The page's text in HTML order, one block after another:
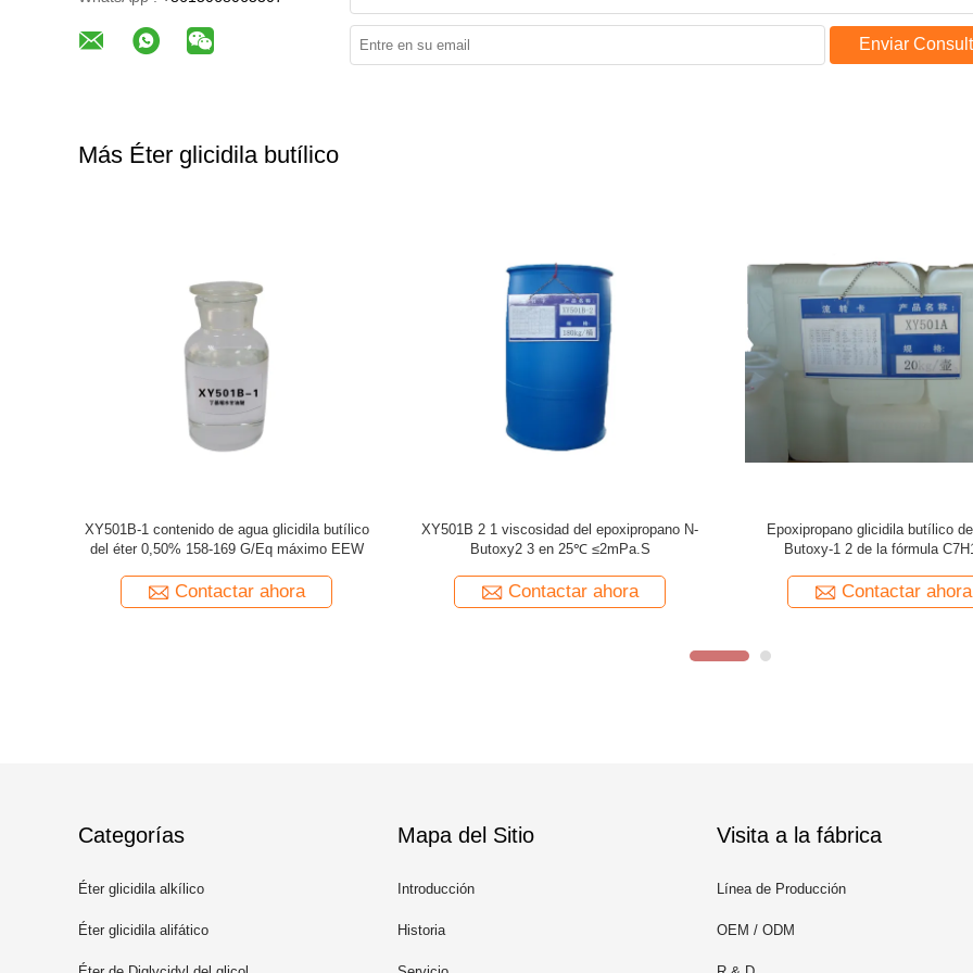
Enviar
Más Éter glicidila butílico
Éter CAS del butilo 2 3 Epoxypropyl de
XY501B-3ZD 2426 8 6 para los
Contactar ahora
XY501B-2 valor glicidila N-butílico del epóxido
del éter BGE 0.54-0.58eq/100g
Contactar ahora
Cloruro Hydrolyzable el ≤0.1%
del éter normal de
Contactar ahora
Categorías
Éter glicidila alkílico
Éter glicidila alifático
Mapa del Sitio
Introducción
Historia
Visita a la fábrica
Línea de Producción
OEM / ODM